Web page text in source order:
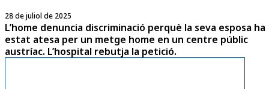
28 de juliol de 2025
L’home denuncia discriminació perquè la seva esposa ha
estat atesa per un metge home en un centre públic
austríac. L’hospital rebutja la petició.